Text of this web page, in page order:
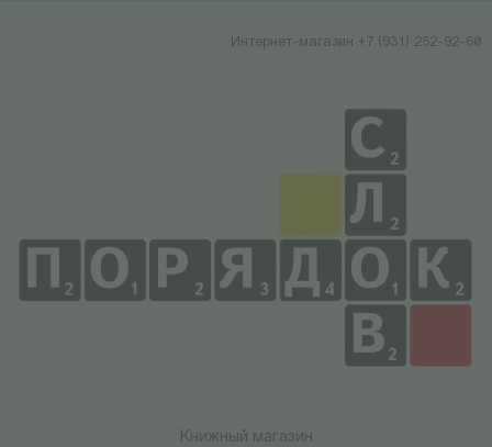
Интернет-магазин +7 (931) 252-92-60
Книжный магазин